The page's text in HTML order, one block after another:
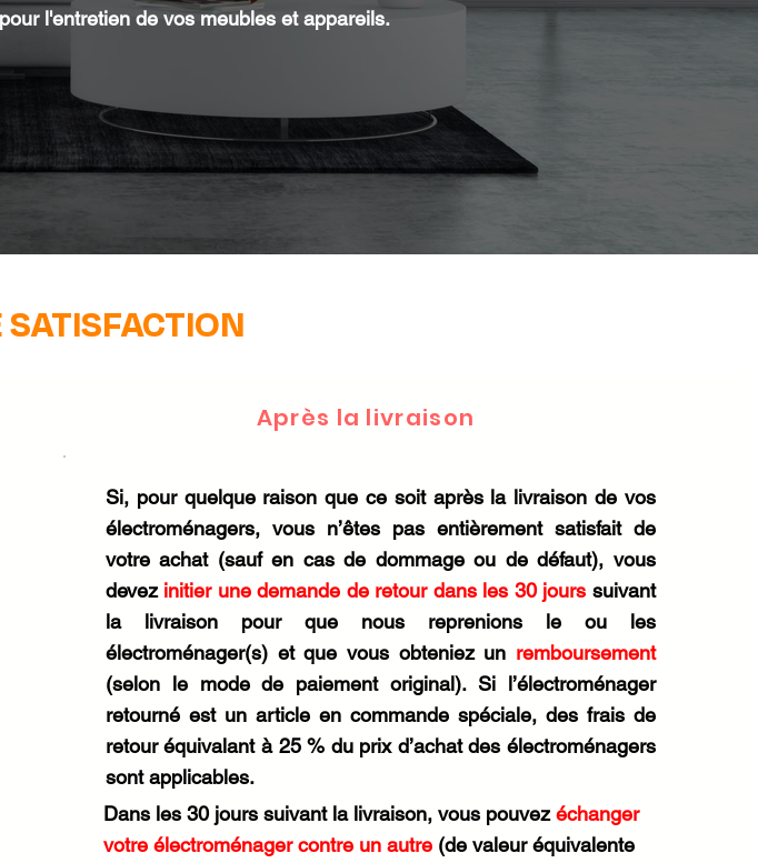
l'entretien de vos meubles et appareils.
Après la livraison
Si, pour quelque raison que ce soit après la livraison de vos
électroménagers, vous n’êtes pas entièrement satisfait de
votre achat (sauf en cas de dommage ou de défaut), vous
devez initier une demande de retour dans les 30 jours suivant
la livraison pour que nous reprenions le ou les
électroménager(s) et que vous obteniez un remboursement
(selon le mode de paiement original). Si l’électroménager
retourné est un article en commande spéciale, des frais de
retour équivalant à 25 % du prix d’achat des électroménagers
sont applicables.
Dans les 30 jours suivant la livraison, vous pouvezéchanger
votre électroménager contre un autre(de valeur équivalente